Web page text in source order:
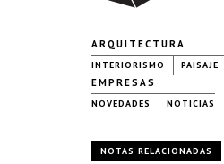
ARQUITECTURA
INTERIORISMO PAISAJE
EMPRESAS
NOVEDADES NOTICIAS
NOTAS RELACIONADAS